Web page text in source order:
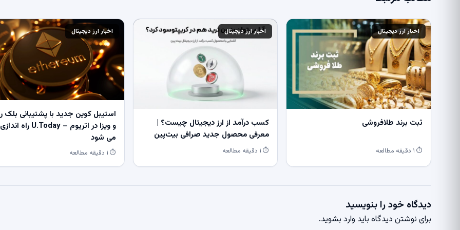
اخبار ارز دیجیتال
ثبت برند طلافروشی
⏱ ۱ دقیقه مطالعه
اخبار ارز دیجیتال
کسب درآمد از ارز دیجیتال چیست؟ |
معرفی محصول جدید صرافی بیت‌پین
⏱ ۱ دقیقه مطالعه
اخبار ارز دیجیتال
استیبل کوین جدید با پشتیبانی بلک
و ویزا در اتریوم – U.Today راه اندازی
می شود
⏱ ۱ دقیقه مطالعه
دیدگاه خود را بنویسید
برای نوشتن دیدگاه باید وارد بشوید.